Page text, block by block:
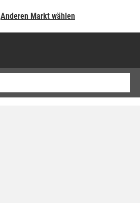
Anderen Markt wählen